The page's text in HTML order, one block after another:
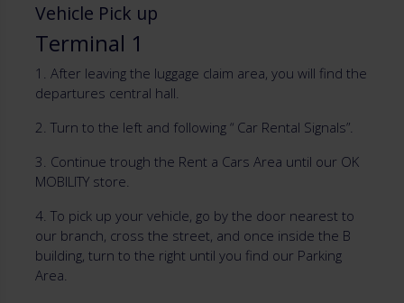
Vehicle Pick up
Terminal 1
1. After leaving the luggage claim area, you will find the
departures central hall.
2. Turn to the left and following “ Car Rental Signals”.
3. Continue trough the Rent a Cars Area until our OK
MOBILITY store.
4. To pick up your vehicle, go by the door nearest to
our branch, cross the street, and once inside the B
building, turn to the right until you find our Parking
Area.